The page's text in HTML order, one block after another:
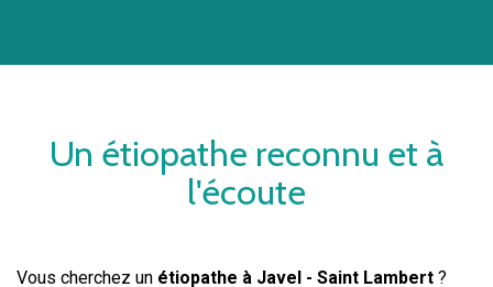
Un étiopathe reconnu et à
l'écoute
Vous cherchez un étiopathe à Javel - Saint Lambert ?